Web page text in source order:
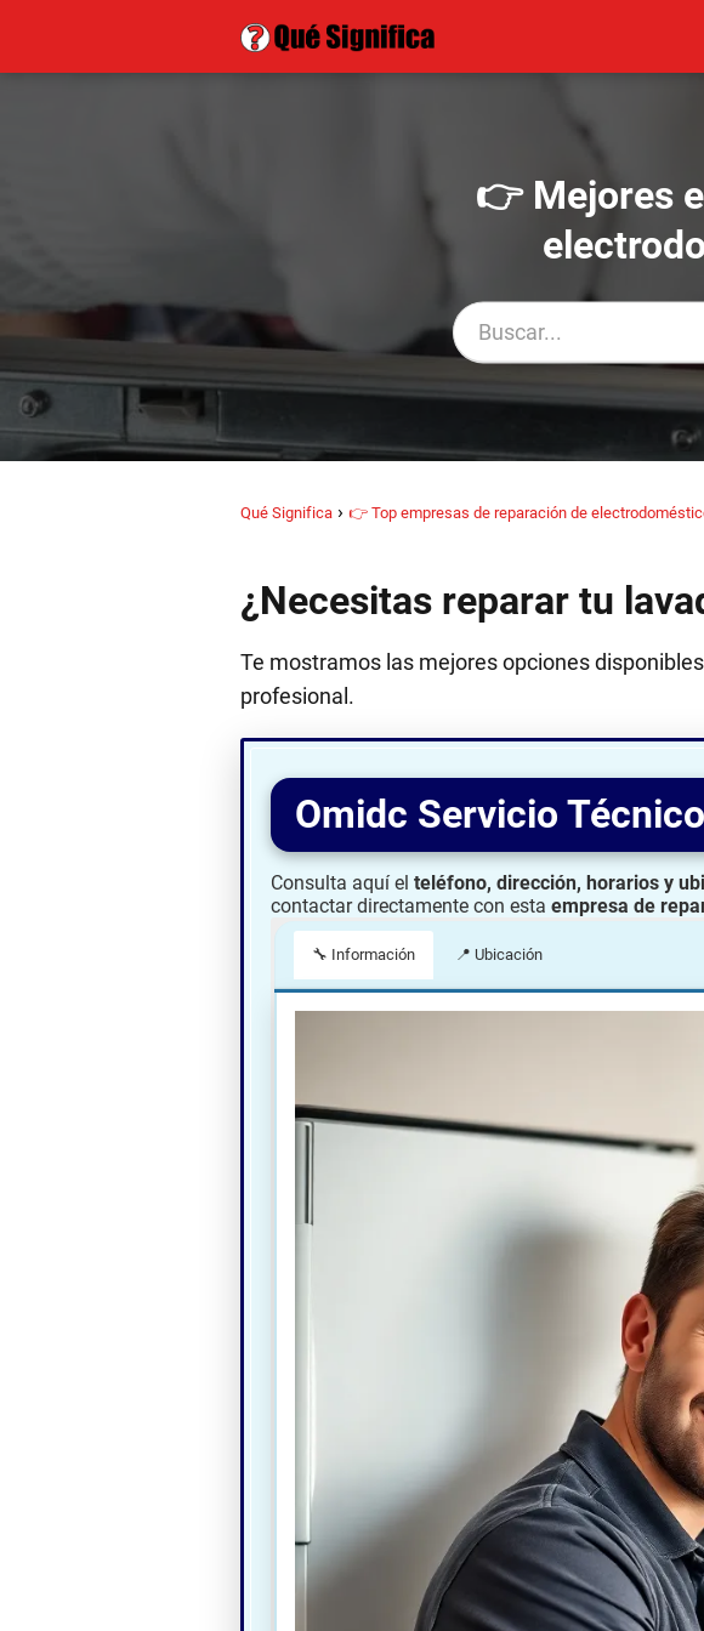
👉 Mejores
Qué Significa 👉 Top empresas de reparación de
¿Necesitas reparar tu
Te mostramos las mejores opciones
profesional.
Omidc Servicio
Consulta aquí el teléfono, dirección, horarios y
contactar directamente con esta empresa de
🔧 Información 📍 Ubicación